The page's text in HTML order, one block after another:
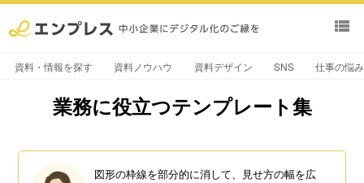
view_list
資料・情報を探す 資料ノウハウ 資料デザイン SNS 仕事の悩
業務に役立つテンプレート集
図形の枠線を部分的に消して、見せ方の幅を広